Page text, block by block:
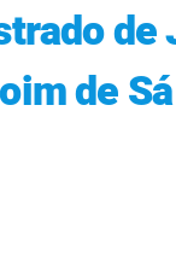
de
de Sá